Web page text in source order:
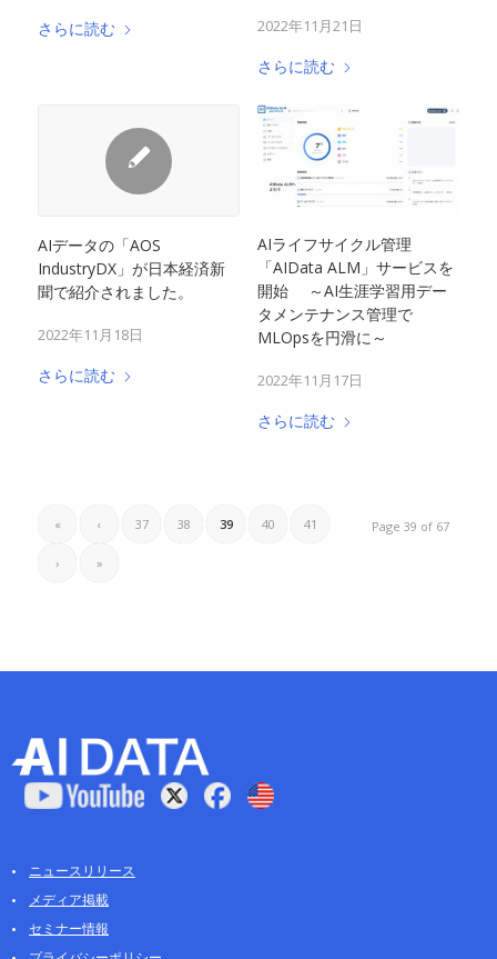
さらに読む 2022年11月21日
さらに読む
AIデータの「AOS
IndustryDX」が日本経済新
聞で紹介されました。
2022年11月18日
さらに読む
AIライフサイクル管理
「AIData ALM」サービスを
開始 ～AI生涯学習用デー
タメンテナンス管理で
MLOpsを円滑に～
2022年11月17日
さらに読む
Page 39 of 67
« ‹ 37 38 39 40 41
› »
ニュースリリース
メディア掲載
セミナー情報